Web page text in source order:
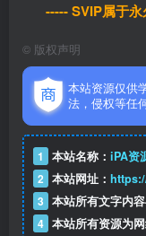
----- SVIP属于
© 版权声明
本站资源仅供
法，侵权等任
1 本站名称： iPA资
2 本站网址：
3 本站所有文字内
4 本站所有资源为